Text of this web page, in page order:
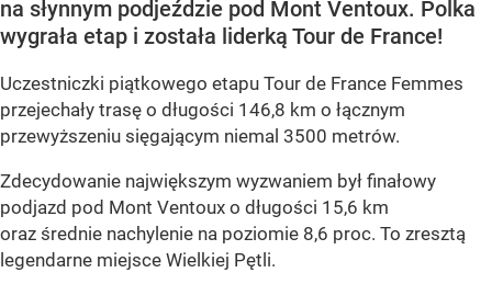
na słynnym podjeździe pod Mont Ventoux. Polka
wygrała etap i została liderką Tour de France!
Uczestniczki piątkowego etapu Tour de France Femmes
przejechały trasę o długości 146,8 km o łącznym
przewyższeniu sięgającym niemal 3500 metrów.
Zdecydowanie największym wyzwaniem był finałowy
podjazd pod Mont Ventoux o długości 15,6 km
oraz średnie nachylenie na poziomie 8,6 proc. To zresztą
legendarne miejsce Wielkiej Pętli.